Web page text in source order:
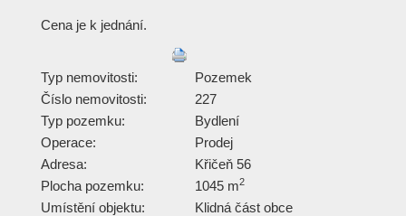
Cena je k jednání.
Typ nemovitosti:
Pozemek
Číslo nemovitosti:
227
Typ pozemku:
Bydlení
Operace:
Prodej
Adresa:
Křičeň 56
Plocha pozemku:
1045 m2
Umístění objektu: Klidná část obce